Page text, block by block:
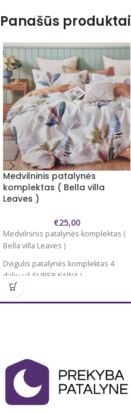
Panašūs produktai
Medvilninis patalynės
komplektas ( Bella villa
Leaves )
€25,00
Medvilninis patalynės komplektas (
Bella villa Leaves )
Dvigulis patalynės komplektas 4
dalių už SUPER KAINĄ !
Audinys 100 % medvilnė
Pagalvių užvalkalai 50x70 cm 2 vnt.
Antklodės užvalkalas užsegamas
užtrauktuku, pagalvių užvalkalai su